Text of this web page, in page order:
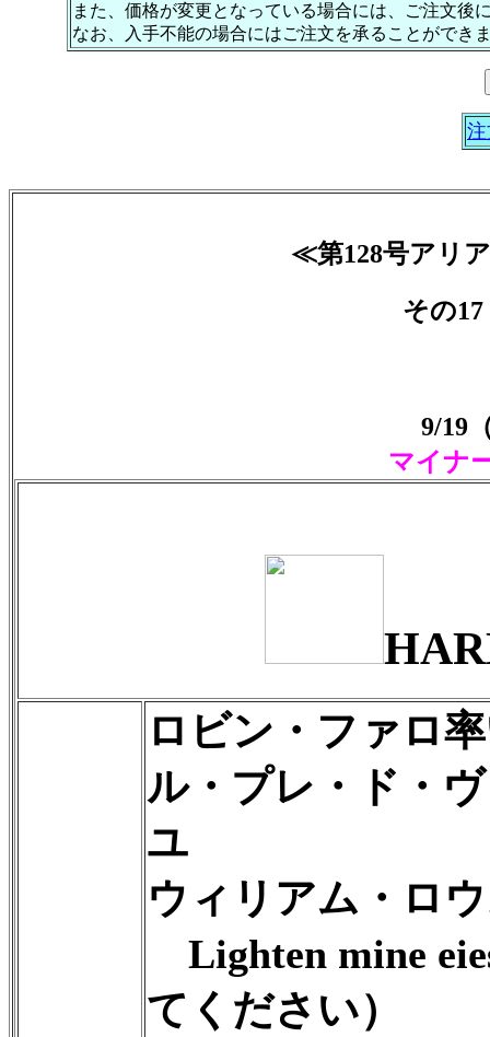
また、価格が変更となっている場合には、ご注文後
なお、入手不能の場合にはご注文を承ることができ
≪第128号アリ
その
9/19
マイナ
ロビン・ファロ
ル・プレ・ド・
ユ
ウィリアム・ロ
Lighten mine
てください）